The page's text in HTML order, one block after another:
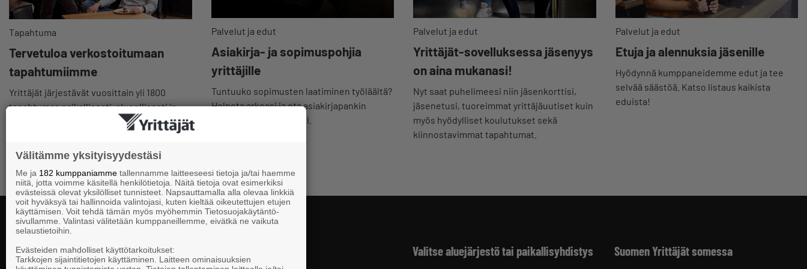
Tapahtuma
Tervetuloa verkostoitumaan
tapahtumiimme
Yrittäjät järjestävät vuosittain yli 1800
tapahtumaa paikallisesti, alueellisesti ja
valtakunnallisesti! Tule mukaan oppimaan
verkossa tai verkostoitumaan paikanpäällä.
Palvelut ja edut
Asiakirja- ja sopimuspohjia
yrittäjille
Tuntuuko sopimusten laatiminen työläältä?
Helpota arkeasi ja ota asiakirjapankin
valmiit pohjat käyttöösi.
Palvelut ja edut
Yrittäjät-sovelluksessa jäsenyys
on aina mukanasi!
Nyt saat puhelimeesi niin jäsenkorttisi,
jäsenetusi, tuoreimmat yrittäjäuutiset kuin
myös hyödylliset koulutukset sekä
kiinnostavimmat tapahtumat.
Palvelut ja edut
Etuja ja alennuksia jäsenille
Hyödynnä kumppaneidemme edut ja tee
selvää säästöä. Katso listaus kaikista
eduista!
Valitse aluejärjestö tai paikallisyhdistys Suomen Yrittäjät somessa
Välitämme yksityisyydestäsi
Me ja 182 kumppaniamme tallennamme laitteeseesi tietoja ja/tai haemme
niitä, jotta voimme käsitellä henkilötietoja. Näitä tietoja ovat esimerkiksi
evästeissä olevat yksilölliset tunnisteet. Napsauttamalla alla olevaa linkkiä
voit hyväksyä tai hallinnoida valintojasi, kuten kieltää oikeutettujen etujen
käyttämisen. Voit tehdä tämän myös myöhemmin Tietosuojakäytäntö-
sivullamme. Valintasi välitetään kumppaneillemme, eivätkä ne vaikuta
selaustietoihin.
Evästeiden mahdolliset käyttötarkoitukset:
Tarkkojen sijaintitietojen käyttäminen. Laitteen ominaisuuksien